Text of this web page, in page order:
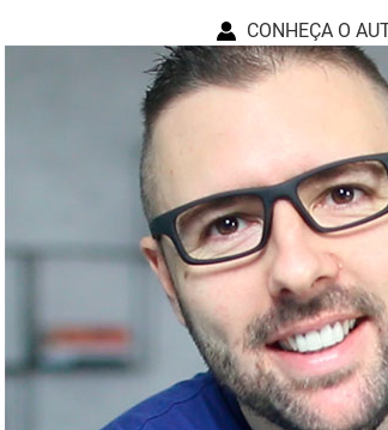
CONHEÇA O